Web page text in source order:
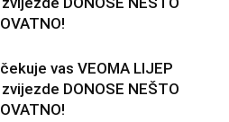
vas VEOMA LIJEP
zvijezde DONOSE NEŠTO